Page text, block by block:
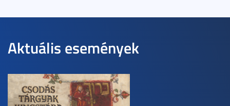
Aktuális események